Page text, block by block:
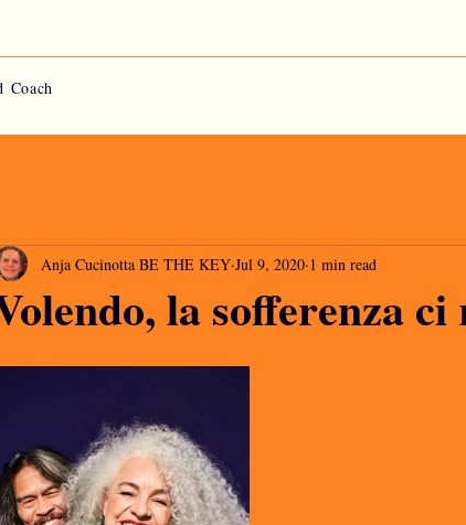
Coach
la sofferenza
Anja Cucinotta BE THE KEY Jul 9, 2020 1 min read